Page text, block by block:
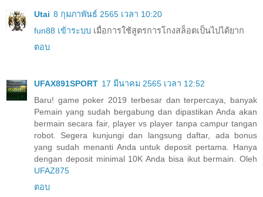
Utai 8 กุมภาพันธ์ 2565 เวลา 10:20
fun88 เข้าระบบ เมื่อการใช้สูตรการโกงสล็อตเป็นไปได้ยาก
ตอบ
UFAX891SPORT 17 มีนาคม 2565 เวลา 12:52
Baru! game poker 2019 terbesar dan terpercaya, banyak
Pemain yang sudah bergabung dan dipastikan Anda akan
bermain secara fair, player vs player tanpa campur tangan
robot. Segera kunjungi dan langsung daftar, ada bonus
yang sudah menanti Anda untuk deposit pertama. Hanya
dengan deposit minimal 10K Anda bisa ikut bermain. Oleh
UFAZ875
ตอบ